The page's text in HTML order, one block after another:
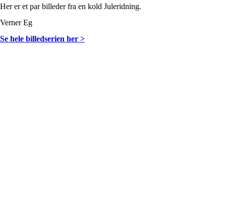
Her er et par billeder fra en kold Juleridning.
Verner Eg
Se hele billedserien her >